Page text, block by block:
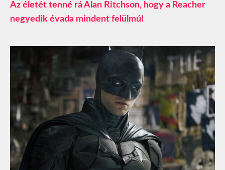
Az életét tenné rá Alan Ritchson, hogy a Reacher
negyedik évada mindent felülmúl